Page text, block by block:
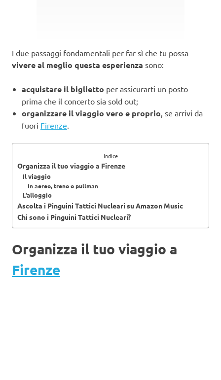
I due passaggi fondamentali per far sì che tu possa
vivere al meglio questa esperienza sono:
acquistare il biglietto per assicurarti un posto
prima che il concerto sia sold out;
organizzare il viaggio vero e proprio , se arrivi da
fuori Firenze
Indice
Organizza il tuo viaggio a Firenze
Il viaggio
In aereo, treno o pullman
L’alloggio
Ascolta i Pinguini Tattici Nucleari su Amazon Music
Chi sono i Pinguini Tattici Nucleari?
Organizza il tuo viaggio a
Firenze